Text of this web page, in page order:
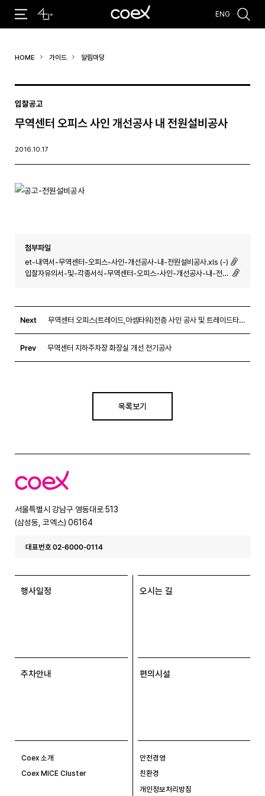
#코엑스 전시 #행사
ENG
HOME 가이드 알림마당
입찰공고
무역센터 오피스 사인 개선공사 내 전원설비공사
2016.10.17
첨부파일
et-내역서-무역센터-오피스-사인-개선공사-내-전원설비공사.xls (-)
입찰자유의서-및-각종서식-무역센터-오피스-사인-개선공사-내-전원설비공사.hwp (-)
Next 무역센터 오피스(트레이드,아셈타워)전층 사인 공사 및 트레이드타워 DID 설치공사
Prev 무역센터 지하주차장 화장실 개선 전기공사
목록보기
코
엑
서울특별시 강남구 영동대로 513
(삼성동, 코엑스) 06164
대표번호 02-6000-0114
행사일정 오시는 길
주차안내 편의시설
Coex 소개
Coex MICE Cluster
안전경영
친환경
개인정보처리방침